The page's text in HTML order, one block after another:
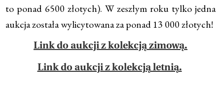
to ponad 6500 złotych). W zeszłym roku tylko jedna
aukcja została wylicytowana za ponad 13 000 złotych!
Link do aukcji z kolekcją zimową.
Link do aukcji z kolekcją letnią.